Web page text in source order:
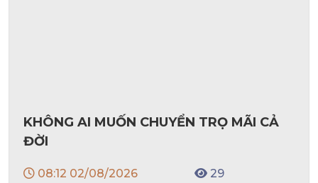
KHÔNG AI MUỐN CHUYỂN TRỌ MÃI CẢ
ĐỜI
08:12 02/08/2026 29